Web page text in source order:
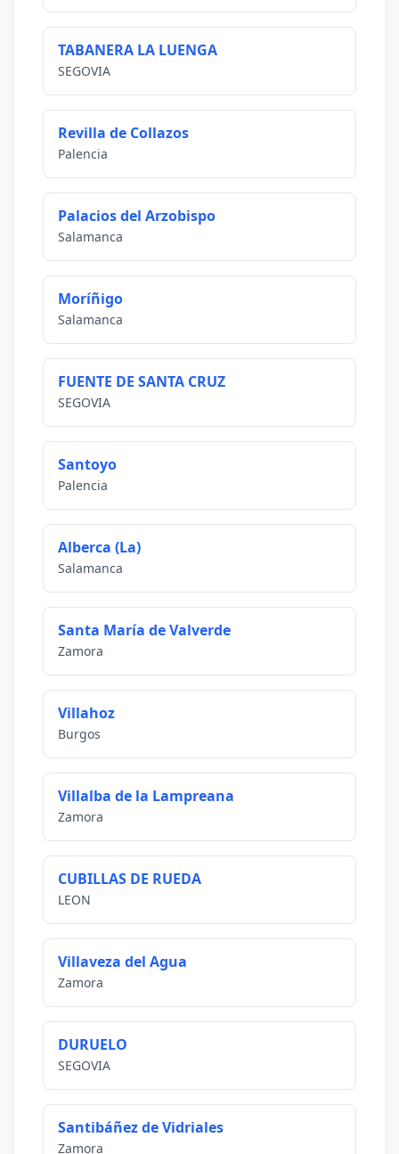
TABANERA LA LUENGA
SEGOVIA
Revilla de Collazos
Palencia
Palacios del Arzobispo
Salamanca
Moríñigo
Salamanca
FUENTE DE SANTA CRUZ
SEGOVIA
Santoyo
Palencia
Alberca (La)
Salamanca
Santa María de Valverde
Zamora
Villahoz
Burgos
Villalba de la Lampreana
Zamora
CUBILLAS DE RUEDA
LEON
Villaveza del Agua
Zamora
DURUELO
SEGOVIA
Santibáñez de Vidriales
Zamora